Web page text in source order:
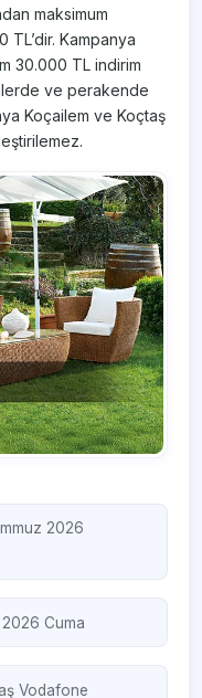
maksimum
TL’dir. Kampanya
30.000 TL indirim
ve perakende
Koçailem ve Koçtaş
2026
2026 Cuma
Vodafone